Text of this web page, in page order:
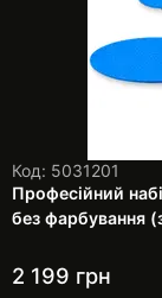
Код: 5031201
Професійний
без фарбування
2 199 грн